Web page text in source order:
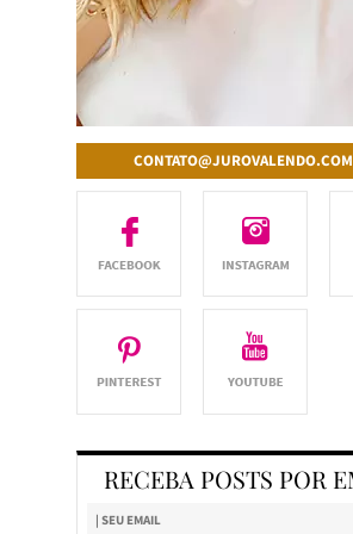
RECEBA POSTS POR